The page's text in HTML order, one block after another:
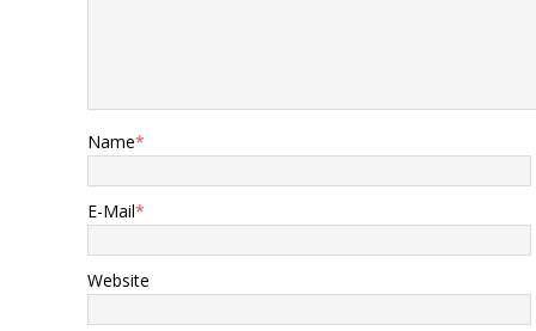
Name*
E-Mail*
Website